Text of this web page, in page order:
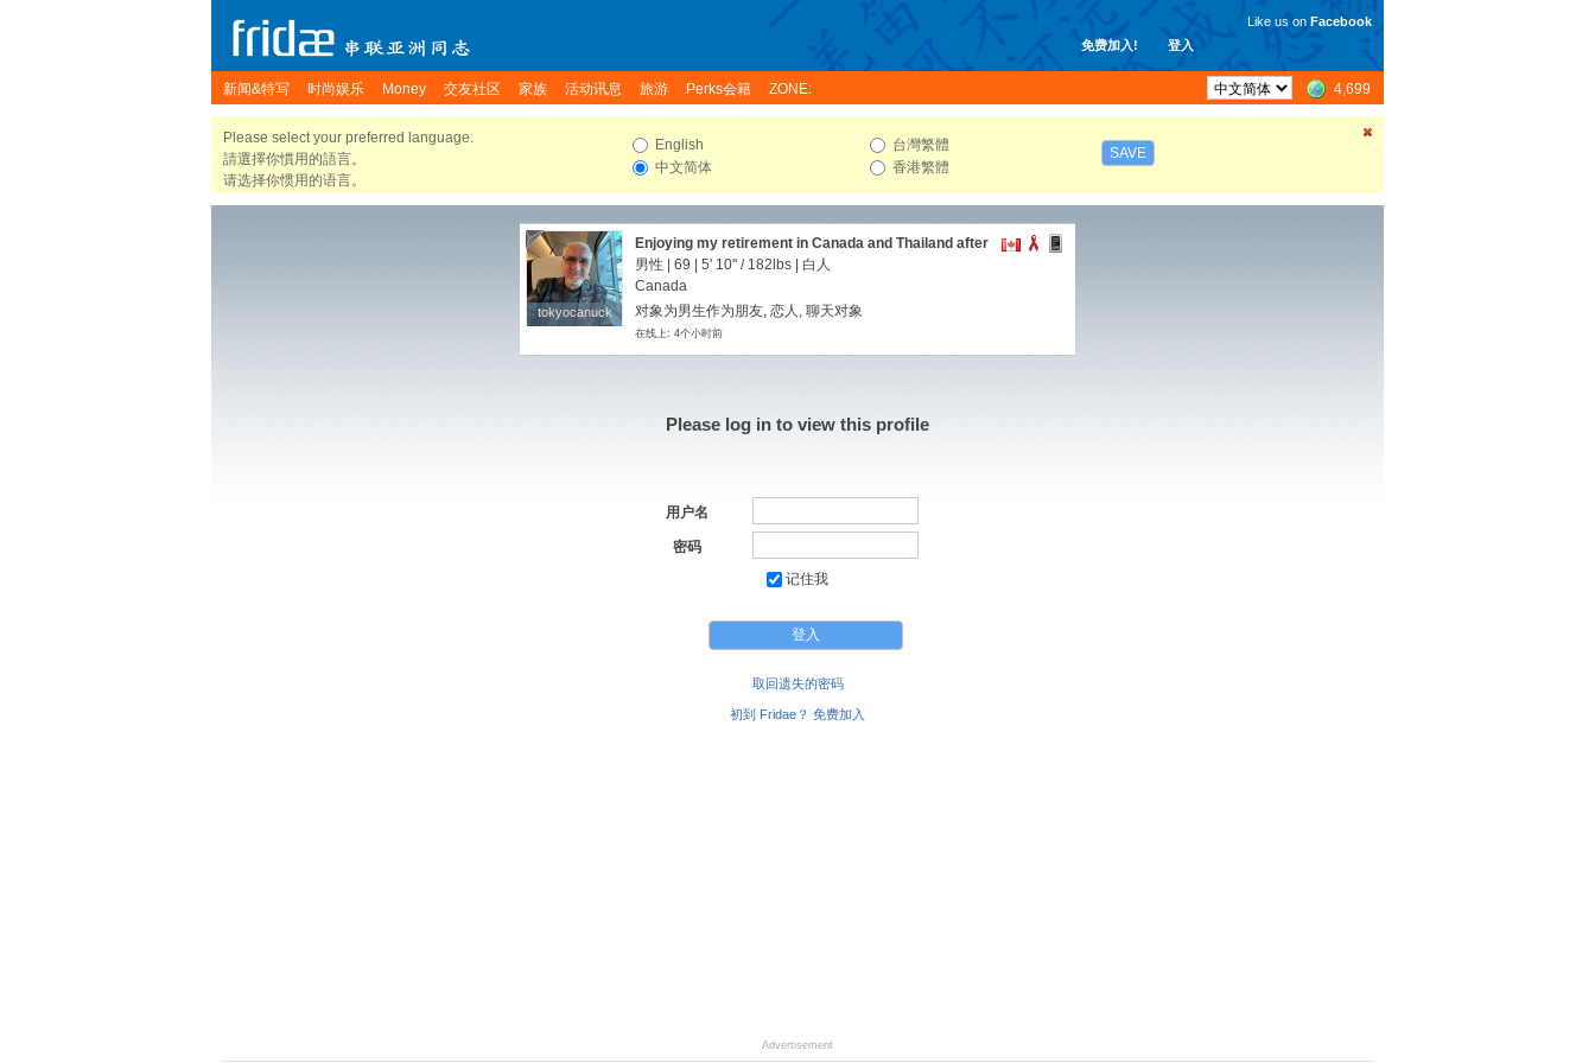
免费加入! 登入
Like us on Facebook
新闻&特写 时尚娱乐 Money 交友社区 家族 活动讯息 旅游 Perks会籍 ZONE: 4,699
Please select your preferred language.
請選擇你慣用的語言。
请选择你惯用的语言。
English
中文简体
台灣繁體
香港繁體
SAVE
tokyocanuck
tokyocanuck
Enjoying my retirement in Canada and Thailand after
living 30 years in Japan.
男性 | 69 | 5' 10" / 182lbs | 白人
Canada
对象为男生作为朋友, 恋人, 聊天对象
在线上: 4个小时前
Please log in to view this profile
用户名
密码
记住我
取回遗失的密码
初到 Fridae？ 免费加入
Advertisement